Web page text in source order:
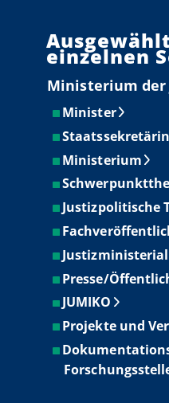
einzelnen
Ministerium der
Minister
Staatssekretärin
Ministerium
Justizpolitische
Presse/
JUMIKO
Projekte und